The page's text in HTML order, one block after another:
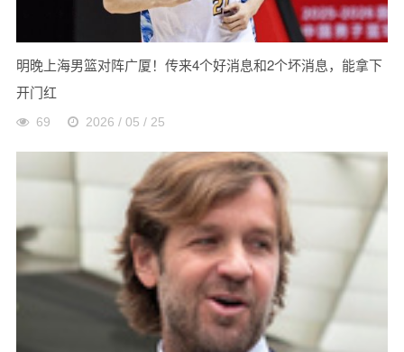
明晚上海男篮对阵广厦！传来4个好消息和2个坏消息，能拿下
开门红
69 2026 / 05 / 25